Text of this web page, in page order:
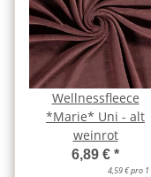
Wellnessfleece
*Marie* Uni - alt
weinrot
6,89 € *
4,59 € pro 1